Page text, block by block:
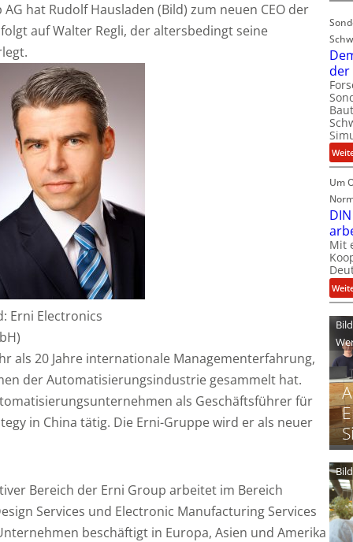
hat Rudolf Hausladen (Bild) zum neuen CEO der
auf Walter Regli, der altersbedingt seine
Erni Electronics
als 20 Jahre internationale Managementerfahrung,
der Automatisierungsindustrie gesammelt hat.
als Geschäftsführer für
in China tätig. Die Erni-Gruppe wird er als neuer
Bereich der Erni Group arbeitet im Bereich
Services und Electronic Manufacturing Services
beschäftigt in Europa, Asien und Amerika
der
Um
Mit